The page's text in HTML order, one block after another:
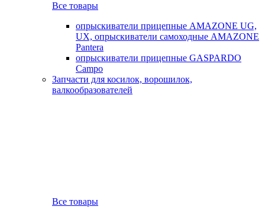
Все товары
опрыскиватели прицепные AMAZONE UG,
UX, опрыскиватели самоходные AMAZONE
Pantera
опрыскиватели прицепные GASPARDO
Campo
Запчасти для косилок, ворошилок,
валкообразователей
Все товары